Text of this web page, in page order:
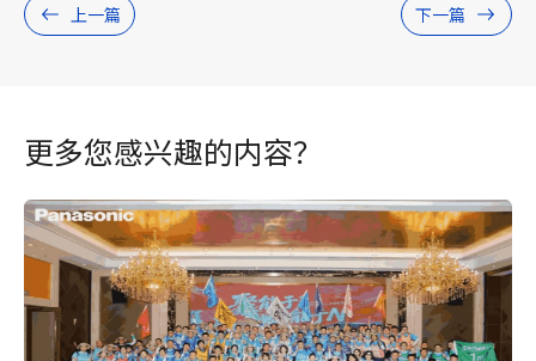
上一篇 下一篇
更多您感兴趣的内容？